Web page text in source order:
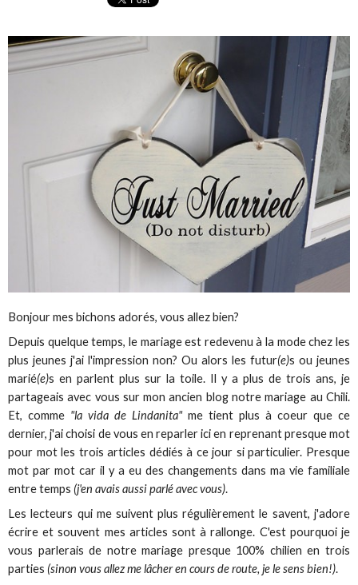
Bonjour mes bichons adorés, vous allez bien?
Depuis quelque temps, le mariage est redevenu à la mode chez les
plus jeunes j'ai l'impression non? Ou alors les futur(e)s ou jeunes
marié(e)s en parlent plus sur la toile. Il y a plus de trois ans, je
partageais avec vous sur mon ancien blog notre mariage au Chili.
Et, comme "la vida de Lindanita"me tient plus à coeur que ce
dernier, j'ai choisi de vous en reparler ici en reprenant presque mot
pour mot les trois articles dédiés à ce jour si particulier. Presque
mot par mot car il y a eu des changements dans ma vie familiale
entre temps (j'en avais aussi parlé avec vous).
Les lecteurs qui me suivent plus régulièrement le savent, j'adore
écrire et souvent mes articles sont à rallonge. C'est pourquoi je
vous parlerais de notre mariage presque 100% chilien en trois
parties (sinon vous allez me lâcher en cours de route, je le sens bien!).